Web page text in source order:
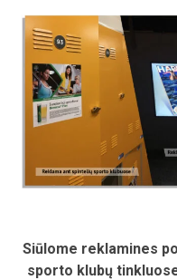
Siūlome reklamines
sporto klubų